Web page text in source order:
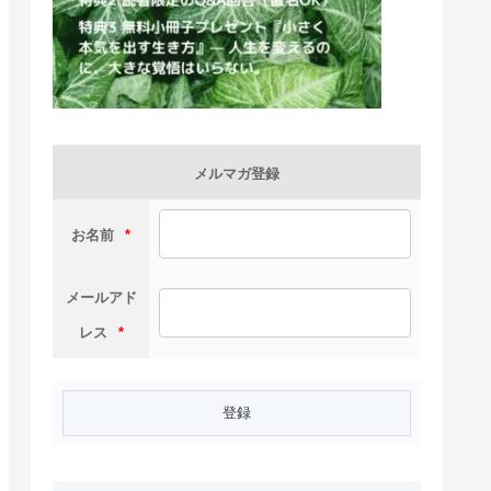
メルマガ登録
お名前 *
メールアド
レス *